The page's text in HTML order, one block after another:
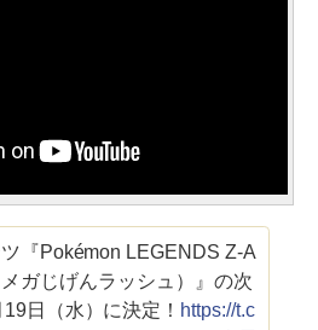
『Pokémon LEGENDS Z-A
ガじげんラッシュ）』の次
日（水）に決定！ https://t.c